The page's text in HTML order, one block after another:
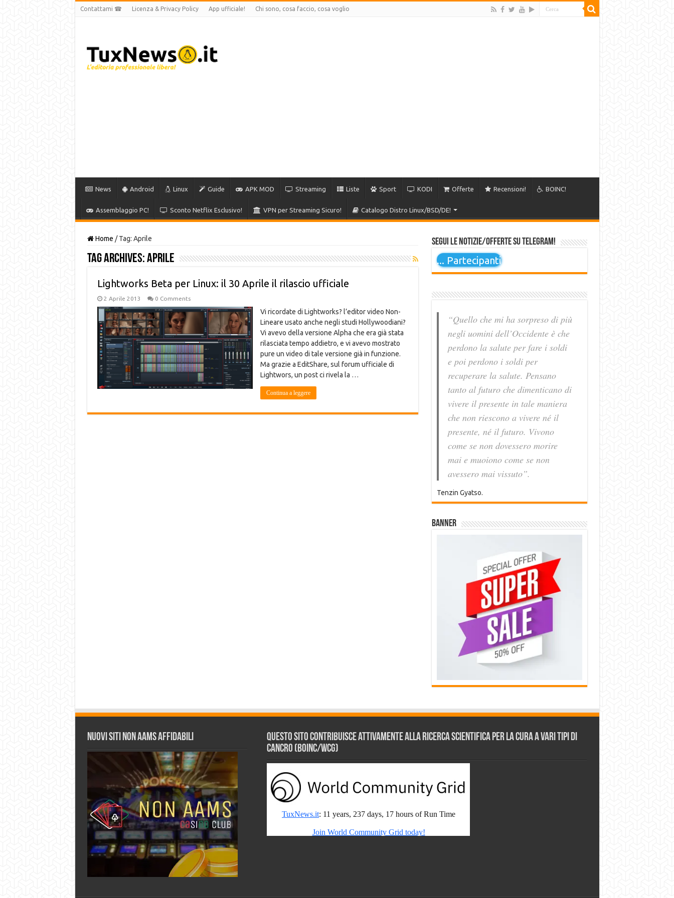
Contattami ☎ Licenza & Privacy Policy App ufficiale! Chi sono, cosa faccio, cosa voglio
News Android Linux Guide APK MOD Streaming Liste Sport KODI Offerte Recensioni! BOINC!
Assemblaggio PC! Sconto Netflix Esclusivo! VPN per Streaming Sicuro! Catalogo Distro Linux/BSD/DE!
Home / Tag: Aprile
Tag Archives:Aprile
Lightworks Beta per Linux: il 30 Aprile il rilascio ufficiale
2 Aprile 2013 0 Comments
Vi ricordate di Lightworks? l’editor video Non-
Lineare usato anche negli studi Hollywoodiani?
Vi avevo della versione Alpha che era già stata
rilasciata tempo addietro, e vi avevo mostrato
pure un video di tale versione già in funzione.
Ma grazie a EditShare, sul forum ufficiale di
Lightwors, un post ci rivela la …
Continua a leggere
Segui le notizie/offerte su Telegram!
... Partecipanti
“Quello che mi ha sorpreso di più
negli uomini dell’Occidente è che
perdono la salute per fare i soldi
e poi perdono i soldi per
recuperare la salute. Pensano
tanto al futuro che dimenticano di
vivere il presente in tale maniera
che non riescono a vivere né il
presente, né il futuro. Vivono
come se non dovessero morire
mai e muoiono come se non
avessero mai vissuto”.
Tenzin Gyatso.
Banner
Nuovi siti non AAMS affidabili
Questo sito contribuisce attivamente alla ricerca scientifica per la cura a vari tipi di
Cancro (BOINC/WCG)